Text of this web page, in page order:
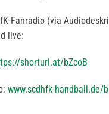
Fanradio (via
live:
shorturl.at/bZcoB
www.scdhfk-